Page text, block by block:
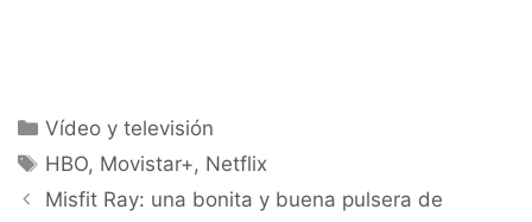
Categorías
Vídeo y televisión
Etiquetas
HBO, Movistar+, Netflix
Misfit Ray: una bonita y buena pulsera de